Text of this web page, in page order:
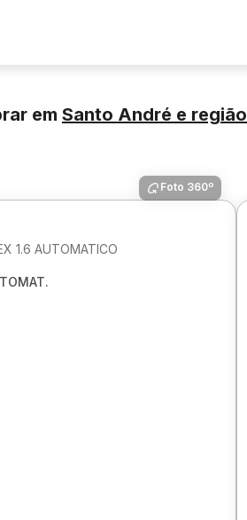
em Santo André e região
Foto 360º
1.6 AUTOMATICO